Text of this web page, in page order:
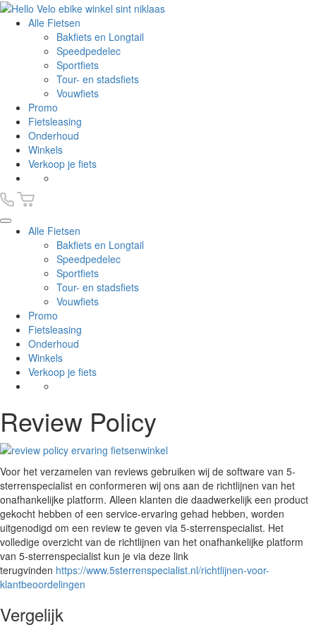
Alle Fietsen
Bakfiets en Longtail
Speedpedelec
Sportfiets
Tour- en stadsfiets
Vouwfiets
Promo
Fietsleasing
Onderhoud
Winkels
Verkoop je fiets
Alle Fietsen
Bakfiets en Longtail
Speedpedelec
Sportfiets
Tour- en stadsfiets
Vouwfiets
Promo
Fietsleasing
Onderhoud
Winkels
Verkoop je fiets
Review Policy
Voor het verzamelen van reviews gebruiken wij de software van 5-
sterrenspecialist en conformeren wij ons aan de richtlijnen van het
onafhankelijke platform. Alleen klanten die daadwerkelijk een product
gekocht hebben of een service-ervaring gehad hebben, worden
uitgenodigd om een review te geven via 5-sterrenspecialist. Het
volledige overzicht van de richtlijnen van het onafhankelijke platform
van 5-sterrenspecialist kun je via deze link
terugvinden https://www.5sterrenspecialist.nl/richtlijnen-voor-
klantbeoordelingen
Vergelijk